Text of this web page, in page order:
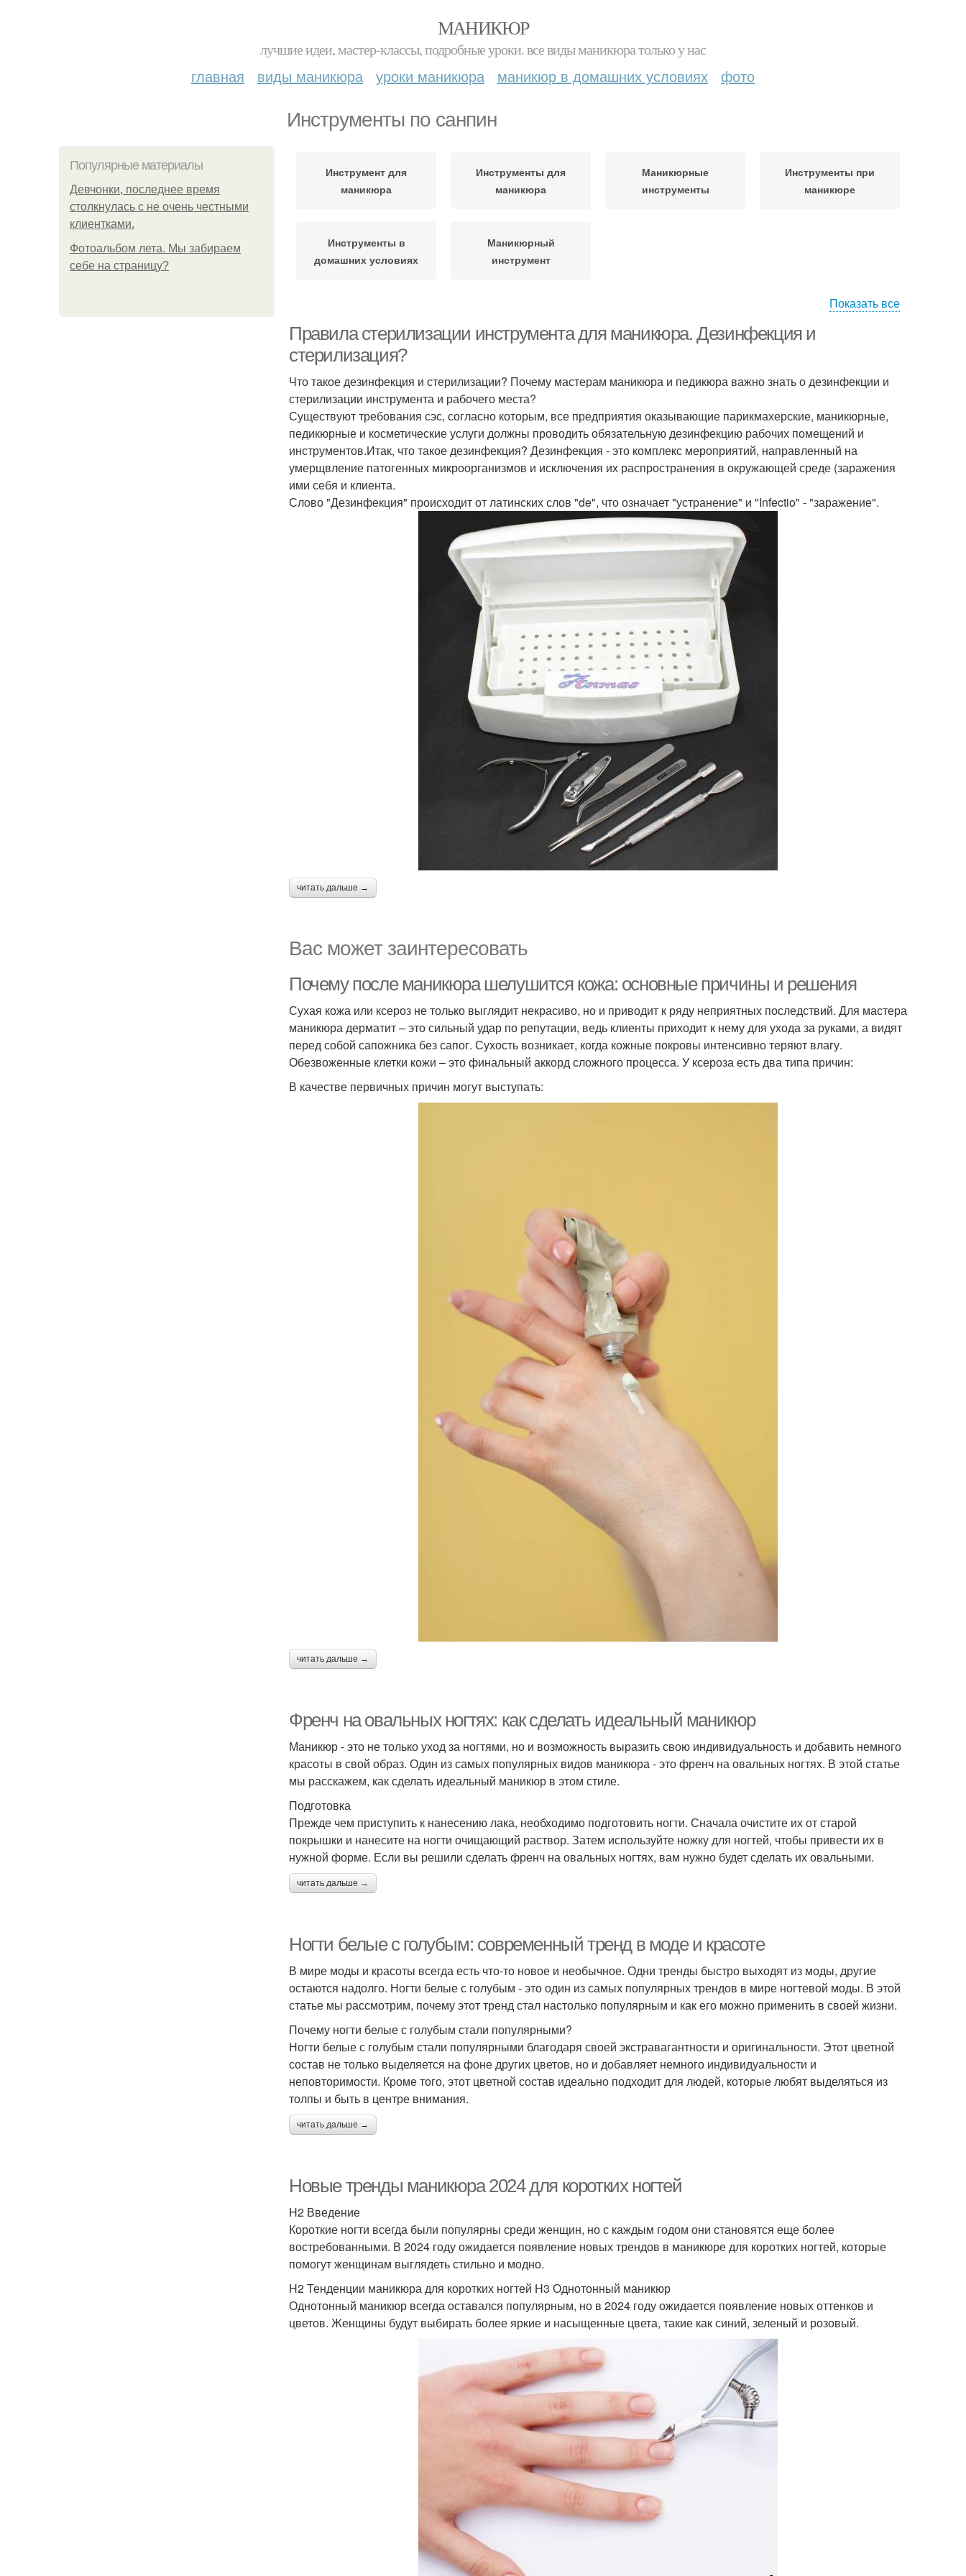
МАНИКЮР
лучшие идеи, мастер-классы, подробные уроки. все виды маникюра только у нас
главная виды маникюра уроки маникюра маникюр в домашних условиях фото
Инструменты по санпин
Популярные материалы
Девчонки, последнее время
столкнулась с не очень честными
клиентками.
Фотоальбом лета. Мы забираем
себе на страницу?
Инструмент для
маникюра
Инструменты для
маникюра
Маникюрные
инструменты
Инструменты при
маникюре
Инструменты в
домашних условиях
Маникюрный
инструмент
Показать все
Правила стерилизации инструмента для маникюра. Дезинфекция и
стерилизация?
Что такое дезинфекция и стерилизации? Почему мастерам маникюра и педикюра важно знать о дезинфекции и
стерилизации инструмента и рабочего места?
Существуют требования сэс, согласно которым, все предприятия оказывающие парикмахерские, маникюрные,
педикюрные и косметические услуги должны проводить обязательную дезинфекцию рабочих помещений и
инструментов.Итак, что такое дезинфекция? Дезинфекция - это комплекс мероприятий, направленный на
умерщвление патогенных микроорганизмов и исключения их распространения в окружающей среде (заражения
ими себя и клиента.
Слово "Дезинфекция" происходит от латинских слов "de", что означает "устранение" и "Infectio" - "заражение".
читать дальше →
Вас может заинтересовать
Почему после маникюра шелушится кожа: основные причины и решения
Сухая кожа или ксероз не только выглядит некрасиво, но и приводит к ряду неприятных последствий. Для мастера
маникюра дерматит – это сильный удар по репутации, ведь клиенты приходит к нему для ухода за руками, а видят
перед собой сапожника без сапог. Сухость возникает, когда кожные покровы интенсивно теряют влагу.
Обезвоженные клетки кожи – это финальный аккорд сложного процесса. У ксероза есть два типа причин:
В качестве первичных причин могут выступать:
читать дальше →
Френч на овальных ногтях: как сделать идеальный маникюр
Маникюр - это не только уход за ногтями, но и возможность выразить свою индивидуальность и добавить немного
красоты в свой образ. Один из самых популярных видов маникюра - это френч на овальных ногтях. В этой статье
мы расскажем, как сделать идеальный маникюр в этом стиле.
Подготовка
Прежде чем приступить к нанесению лака, необходимо подготовить ногти. Сначала очистите их от старой
покрышки и нанесите на ногти очищающий раствор. Затем используйте ножку для ногтей, чтобы привести их в
нужной форме. Если вы решили сделать френч на овальных ногтях, вам нужно будет сделать их овальными.
читать дальше →
Ногти белые с голубым: современный тренд в моде и красоте
В мире моды и красоты всегда есть что-то новое и необычное. Одни тренды быстро выходят из моды, другие
остаются надолго. Ногти белые с голубым - это один из самых популярных трендов в мире ногтевой моды. В этой
статье мы рассмотрим, почему этот тренд стал настолько популярным и как его можно применить в своей жизни.
Почему ногти белые с голубым стали популярными?
Ногти белые с голубым стали популярными благодаря своей экстравагантности и оригинальности. Этот цветной
состав не только выделяется на фоне других цветов, но и добавляет немного индивидуальности и
неповторимости. Кроме того, этот цветной состав идеально подходит для людей, которые любят выделяться из
толпы и быть в центре внимания.
читать дальше →
Новые тренды маникюра 2024 для коротких ногтей
H2 Введение
Короткие ногти всегда были популярны среди женщин, но с каждым годом они становятся еще более
востребованными. В 2024 году ожидается появление новых трендов в маникюре для коротких ногтей, которые
помогут женщинам выглядеть стильно и модно.
H2 Тенденции маникюра для коротких ногтей H3 Однотонный маникюр
Однотонный маникюр всегда оставался популярным, но в 2024 году ожидается появление новых оттенков и
цветов. Женщины будут выбирать более яркие и насыщенные цвета, такие как синий, зеленый и розовый.